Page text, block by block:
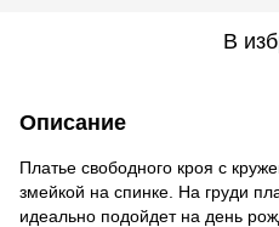
В
Описание
Платье свободного кроя с
змейкой на спинке. На груди
идеально подойдет на день